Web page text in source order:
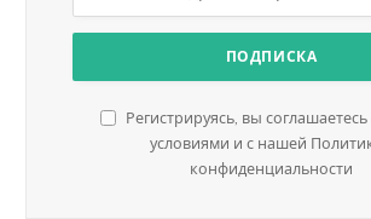
Регистрируясь, вы
условиями и с нашей
конфиденциальности